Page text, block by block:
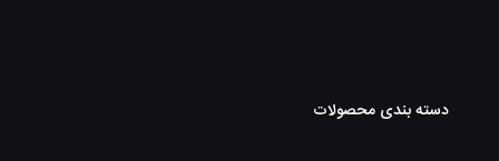
دسته بندی محصولات